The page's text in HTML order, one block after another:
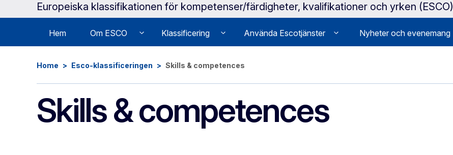
Europeiska klassifikationen för kompetenser/färdigheter, kvalifikationer och yrken (ESCO)
Hem Om ESCO Klassificering Använda Escotjänster Nyheter och evenemang
Home Esco-klassificeringen Skills & competences
Skills & competences